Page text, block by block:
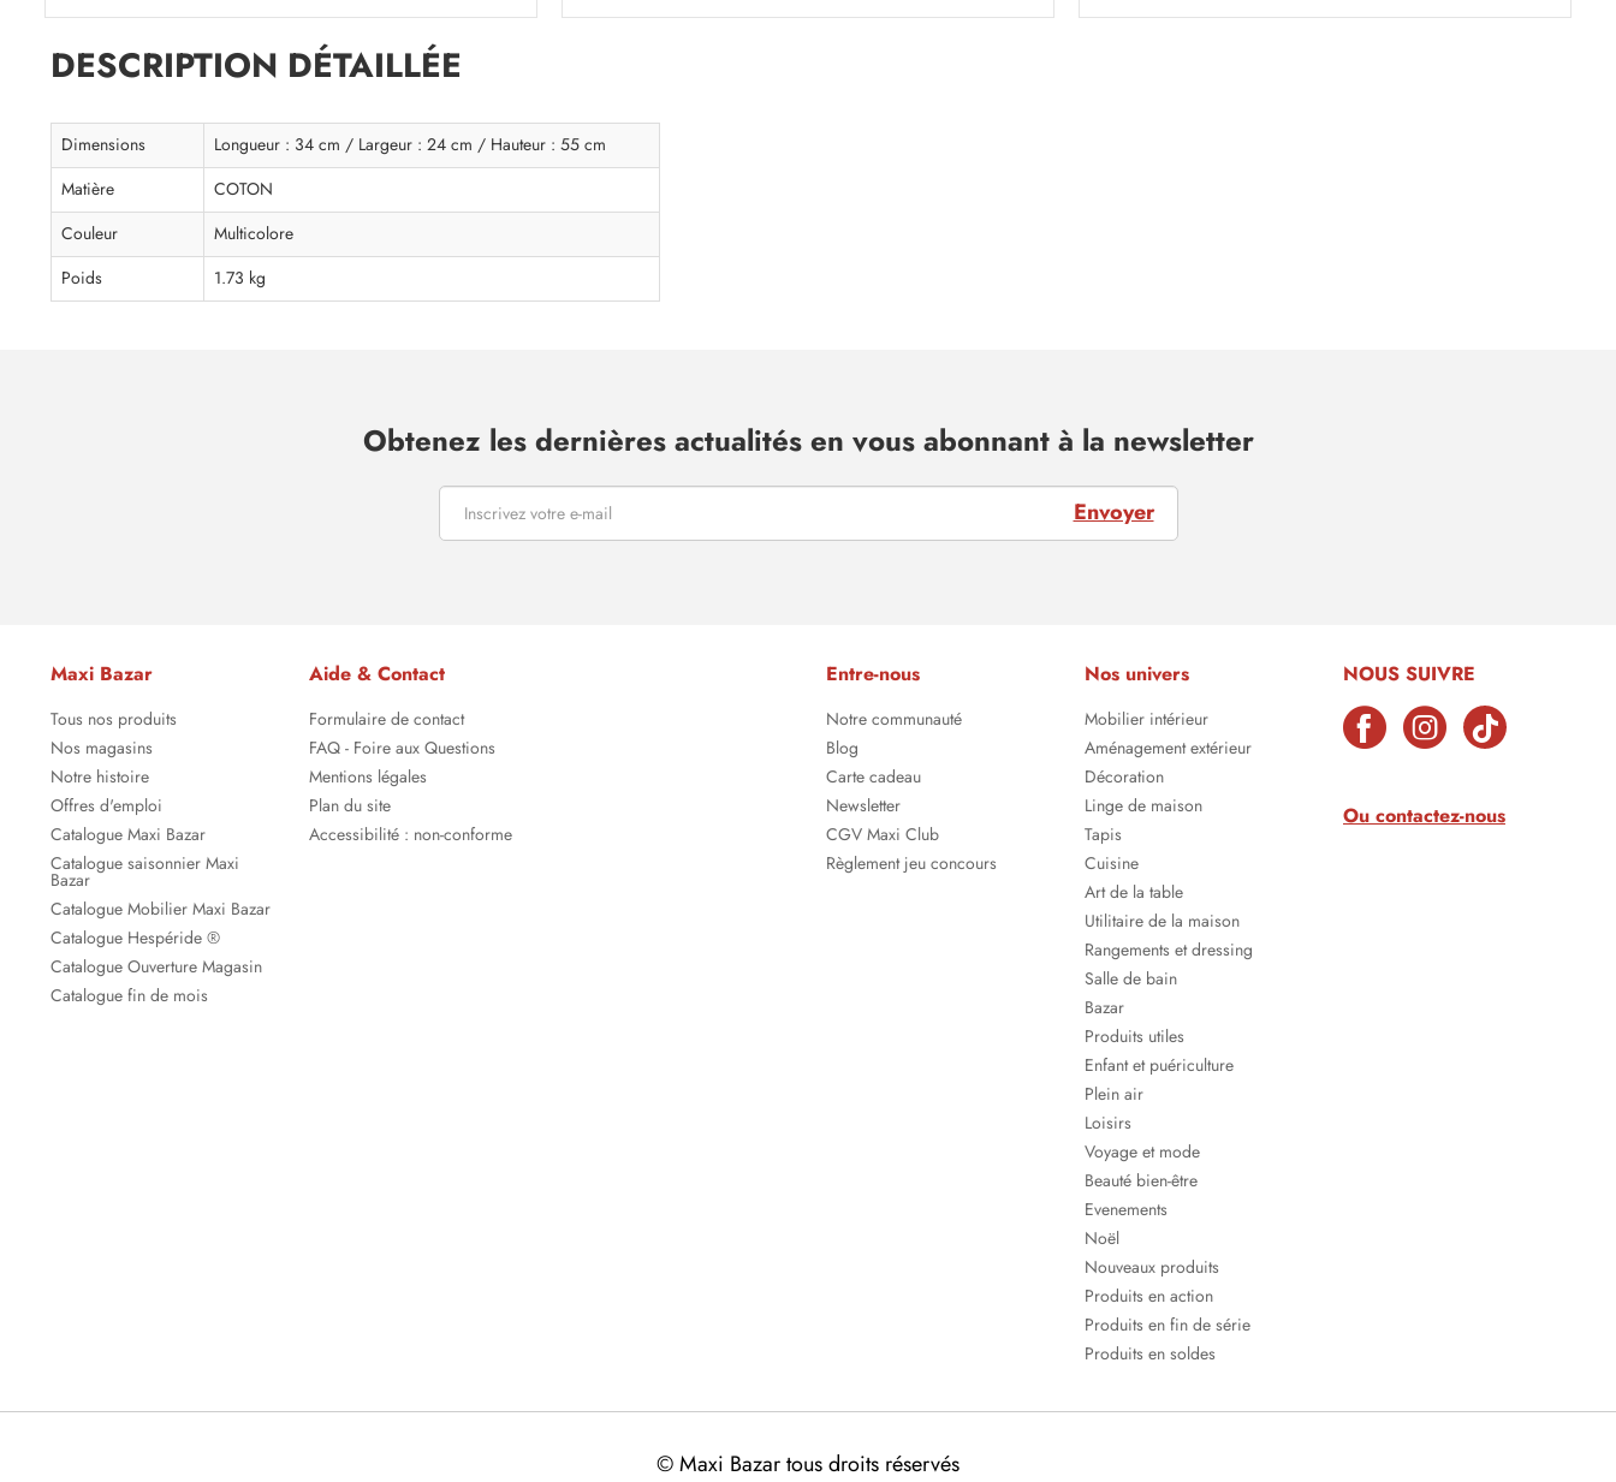
DESCRIPTION DÉTAILLÉE
Dimensions
Longueur : 34 cm / Largeur : 24 cm / Hauteur : 55 cm
Matière
COTON
Couleur
Multicolore
Poids
1.73 kg
Obtenez les dernières actualités en vous abonnant à la newsletter
Envoyer
Maxi Bazar
Tous nos produits
Nos magasins
Notre histoire
Offres d'emploi
Catalogue Maxi Bazar
Catalogue saisonnier Maxi
Bazar
Catalogue Mobilier Maxi Bazar
Catalogue Hespéride ®
Catalogue Ouverture Magasin
Catalogue fin de mois
Aide & Contact
Formulaire de contact
FAQ - Foire aux Questions
Mentions légales
Plan du site
Accessibilité : non-conforme
Entre-nous
Notre communauté
Blog
Carte cadeau
Newsletter
CGV Maxi Club
Règlement jeu concours
Nos univers
Mobilier intérieur
Aménagement extérieur
Décoration
Linge de maison
Tapis
Cuisine
Art de la table
Utilitaire de la maison
Rangements et dressing
Salle de bain
Bazar
Produits utiles
Enfant et puériculture
Plein air
Loisirs
Voyage et mode
Beauté bien-être
Evenements
Noël
Nouveaux produits
Produits en action
Produits en fin de série
Produits en soldes
NOUS SUIVRE
Ou contactez-nous
© Maxi Bazar tous droits réservés